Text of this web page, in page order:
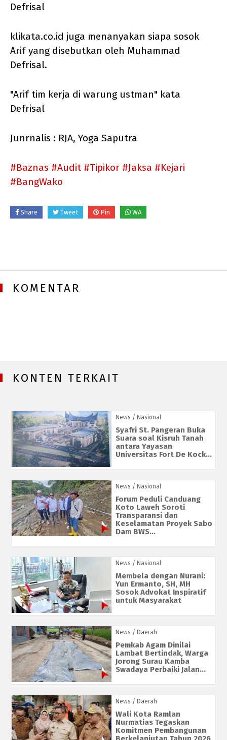
Defrisal
klikata.co.id juga menanyakan siapa sosok
Arif yang disebutkan oleh Muhammad
Defrisal.
"Arif tim kerja di warung ustman" kata
Defrisal
Junrnalis : RJA, Yoga Saputra
#Baznas #Audit #Tipikor #Jaksa #Kejari
#BangWako
Share Tweet Pin WA
KOMENTAR
KONTEN TERKAIT
News / Nasional
Syafri St. Pangeran Buka
Suara soal Kisruh Tanah
antara Yayasan
Universitas Fort De Kock...
News / Nasional
Forum Peduli Canduang
Koto Laweh Soroti
Transparansi dan
Keselamatan Proyek Sabo
Dam BWS...
News / Nasional
Membela dengan Nurani:
Yun Ermanto, SH, MH
Sosok Advokat Inspiratif
untuk Masyarakat
News / Daerah
Pemkab Agam Dinilai
Lambat Bertindak, Warga
Jorong Surau Kamba
Swadaya Perbaiki Jalan...
News / Daerah
Wali Kota Ramlan
Nurmatias Tegaskan
Komitmen Pembangunan